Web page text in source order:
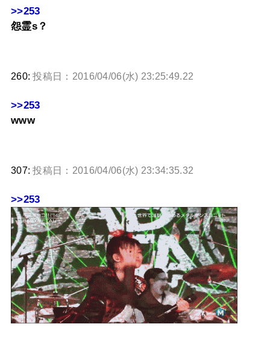
>>253
怨霊s？
260:投稿日：2016/04/06(水) 23:25:49.22
>>253
www
307:投稿日：2016/04/06(水) 23:34:35.32
>>253